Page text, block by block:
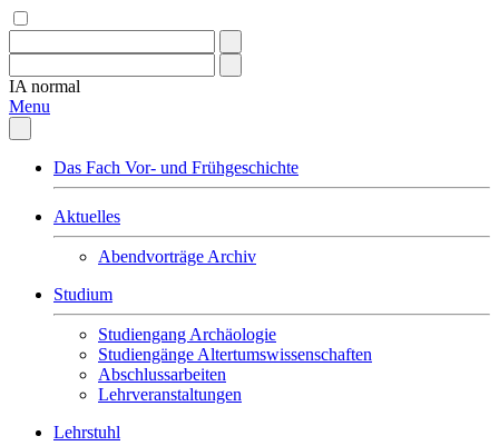
IA normal
Menu
Das Fach Vor- und Frühgeschichte
Aktuelles
Abendvorträge Archiv
Studium
Studiengang Archäologie
Studiengänge Altertumswissenschaften
Abschlussarbeiten
Lehrveranstaltungen
Lehrstuhl